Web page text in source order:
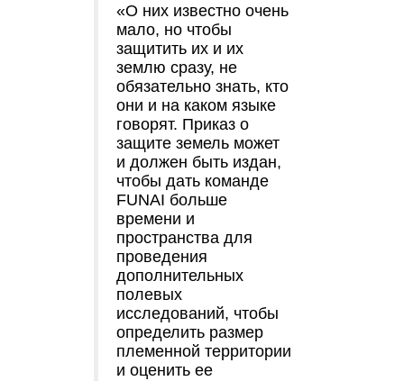
«О них известно очень
мало, но чтобы
защитить их и их
землю сразу, не
обязательно знать, кто
они и на каком языке
говорят. Приказ о
защите земель может
и должен быть издан,
чтобы дать команде
FUNAI больше
времени и
пространства для
проведения
дополнительных
полевых
исследований, чтобы
определить размер
племенной территории
и оценить ее